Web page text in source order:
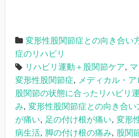
変形性股関節症との向き合い
症のリハビリ
リハビリ運動＋股関節ケア,
変形性股関節症, メディカル・
股関節の状態に合ったリハビリ
み, 変形性股関節症との向き合い
が痛い, 足の付け根が痛い, 変形
病生活, 脚の付け根の痛み, 股関